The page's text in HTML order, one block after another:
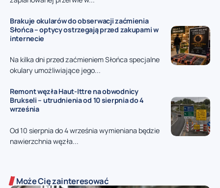
Brakuje okularów do obserwacji zaćmienia
Słońca – optycy ostrzegają przed zakupami w
internecie
Na kilka dni przed zaćmieniem Słońca specjalne
okulary umożliwiające jego...
Remont węzła Haut-Ittre na obwodnicy
Brukseli – utrudnienia od 10 sierpnia do 4
września
Od 10 sierpnia do 4 września wymieniana będzie
nawierzchnia węzła...
Może Cię zainteresować